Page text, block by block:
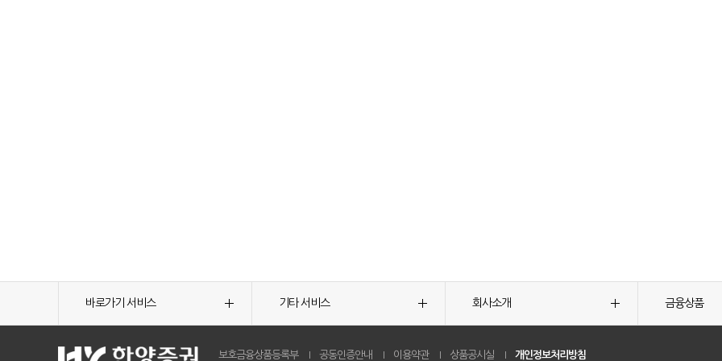
바로가기 서비스 기타 서비스 회사소개 금융상품
보호금융상품등록부 공동인증안내 이용약관 상품공시실 개인정보처리방침